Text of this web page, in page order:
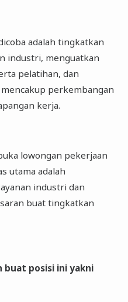
adalah tingkatkan
industri, menguatkan
pelatihan, dan
perkembangan
kerja.
lowongan pekerjaan
utama adalah
industri dan
buat tingkatkan
buat posisi ini yakni